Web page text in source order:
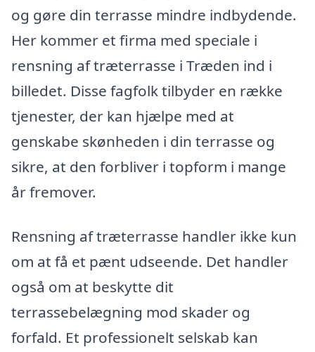
og gøre din terrasse mindre indbydende.
Her kommer et firma med speciale i
rensning af træterrasse i Træden ind i
billedet. Disse fagfolk tilbyder en række
tjenester, der kan hjælpe med at
genskabe skønheden i din terrasse og
sikre, at den forbliver i topform i mange
år fremover.
Rensning af træterrasse handler ikke kun
om at få et pænt udseende. Det handler
også om at beskytte dit
terrassebelægning mod skader og
forfald. Et professionelt selskab kan